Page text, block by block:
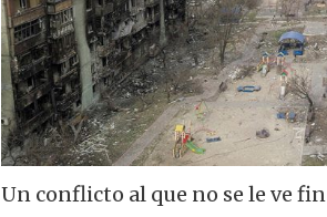
Un conflicto al que no se le ve fin